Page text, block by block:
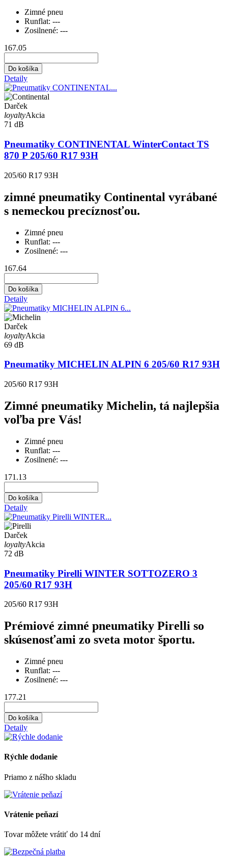
Zimné pneu
Runflat: ---
Zosilnené: ---
167.05
Do košíka
Detaily
Darček
loyaltyAkcia
71 dB
Pneumatiky CONTINENTAL WinterContact TS
870 P 205/60 R17 93H
205/60 R17 93H
zimné pneumatiky Continental vyrábané
s nemeckou precíznosťou.
Zimné pneu
Runflat: ---
Zosilnené: ---
167.64
Do košíka
Detaily
Darček
loyaltyAkcia
69 dB
Pneumatiky MICHELIN ALPIN 6 205/60 R17 93H
205/60 R17 93H
Zimné pneumatiky Michelin, tá najlepšia
voľba pre Vás!
Zimné pneu
Runflat: ---
Zosilnené: ---
171.13
Do košíka
Detaily
Darček
loyaltyAkcia
72 dB
Pneumatiky Pirelli WINTER SOTTOZERO 3
205/60 R17 93H
205/60 R17 93H
Prémiové zimné pneumatiky Pirelli so
skúsenosťami zo sveta motor športu.
Zimné pneu
Runflat: ---
Zosilnené: ---
177.21
Do košíka
Detaily
Rýchle dodanie
Priamo z nášho skladu
Vrátenie peňazí
Tovar môžete vrátiť do 14 dní